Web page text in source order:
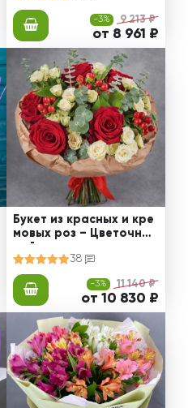
-3% 9 213 ₽
от 8 961 ₽
Букет из красных и кре
мовых роз – Цветочный
38
-3% 11 140 ₽
от 10 830 ₽